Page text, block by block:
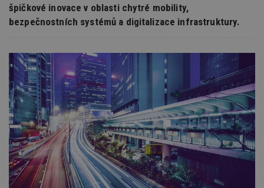
špičkové inovace v oblasti chytré mobility,
bezpečnostních systémů a digitalizace infrastruktury.